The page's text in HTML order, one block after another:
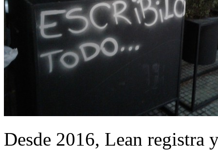
Desde 2016, Lean registra